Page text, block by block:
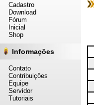
Cadastro
Download
Fórum
Inicial
Shop
Informações
Contato
Contribuições
Equipe
Servidor
Tutoriais